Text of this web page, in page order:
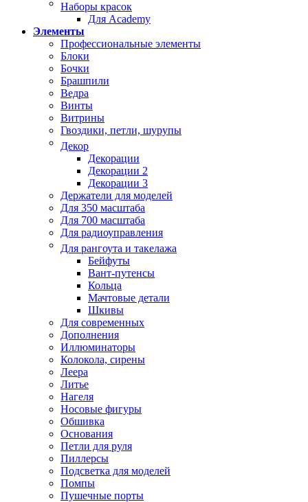
Наборы красок
Для Academy
Элементы
Профессиональные элементы
Блоки
Бочки
Брашпили
Ведра
Винты
Витрины
Гвоздики, петли, шурупы
Декор
Декорации
Декорации 2
Декорации 3
Держатели для моделей
Для 350 масштаба
Для 700 масштаба
Для радиоуправления
Для рангоута и такелажа
Бейфуты
Вант-путенсы
Кольца
Мачтовые детали
Шкивы
Для современных
Дополнения
Иллюминаторы
Колокола, сирены
Леера
Литье
Нагеля
Носовые фигуры
Обшивка
Основания
Петли для руля
Пиллерсы
Подсветка для моделей
Помпы
Пушечные порты